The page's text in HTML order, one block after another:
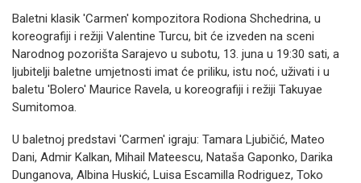
Baletni klasik 'Carmen' kompozitora Rodiona Shchedrina, u
koreografiji i režiji Valentine Turcu, bit će izveden na sceni
Narodnog pozorišta Sarajevo u subotu, 13. juna u 19:30 sati, a
ljubitelji baletne umjetnosti imat će priliku, istu noć, uživati i u
baletu 'Bolero' Maurice Ravela, u koreografiji i režiji Takuyae
Sumitomoa.
U baletnoj predstavi 'Carmen' igraju: Tamara Ljubičić, Mateo
Dani, Admir Kalkan, Mihail Mateescu, Nataša Gaponko, Darika
Dunganova, Albina Huskić, Luisa Escamilla Rodriguez, Toko